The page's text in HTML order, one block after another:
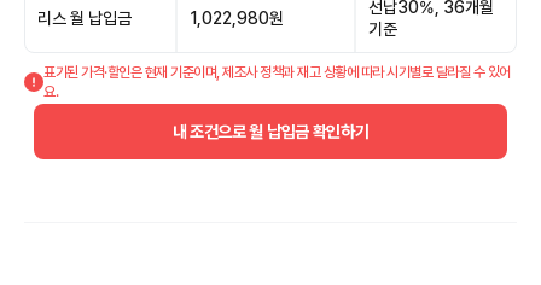
리스 월 납입금 1,022,980원
선납30%, 36개월
기준
표기된 가격·할인은 현재 기준이며, 제조사 정책과 재고 상황에 따라 시기별로 달라질 수 있어
요.
내 조건으로 월 납입금 확인하기